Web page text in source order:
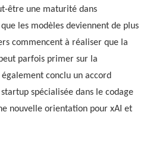
être une maturité dans
que les modèles deviennent de plus
commencent à réaliser que la
parfois primer sur la
conclu un accord
spécialisée dans le codage
nouvelle orientation pour xAI et